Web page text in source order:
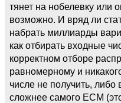
тянет на нобелевку или
возможно. И вряд ли
набрать миллиарды
как отбирать входные
корректном отборе
равномерному и
числе не получить, либо
сложнее самого ECM